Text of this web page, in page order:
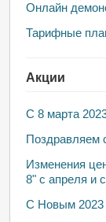
Онлайн
Тарифные
Акции
С 8 марта
Поздравляем
Изменения
8" с апреля и
С Новым 2023